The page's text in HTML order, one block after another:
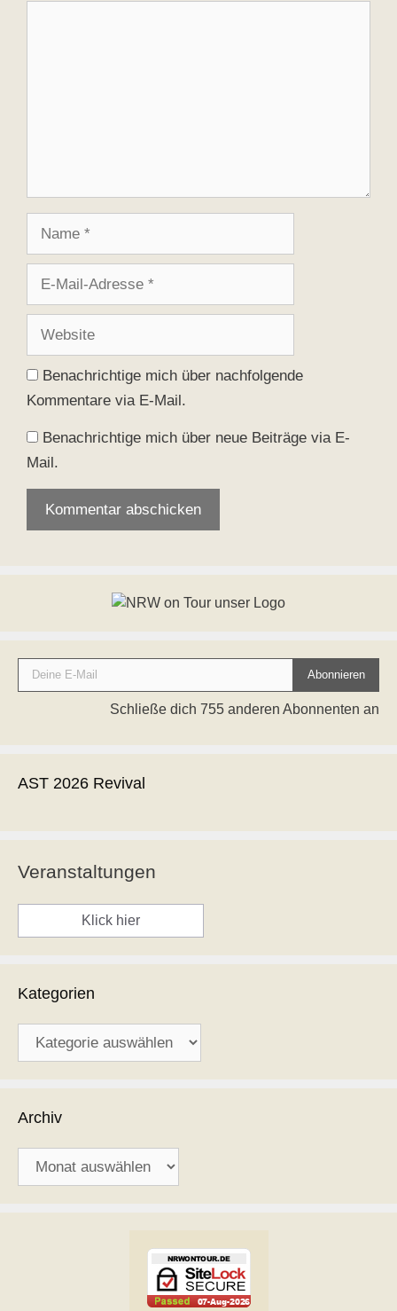
Adresse
Benachrichtige mich über nachfolgende
Kommentare via E-Mail.
Benachrichtige mich über neue Beiträge via E-
Mail.
Deine E-Mail
Abonnieren
Schließe dich 755 anderen Abonnenten an
AST 2026 Revival
Veranstaltungen
Klick hier
Kategorien
Archiv